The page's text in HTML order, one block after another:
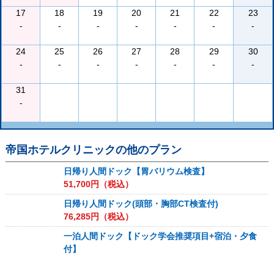
17
-
18
-
19
-
20
-
21
-
22
-
23
-
24
-
25
-
26
-
27
-
28
-
29
-
30
-
31
-
帝国ホテルクリニックの他のプラン
日帰り人間ドック【胃バリウム検査】
51,700円（税込）
日帰り人間ドック(頭部・胸部CT検査付)
76,285円（税込）
一泊人間ドック【ドック学会推奨項目+宿泊・夕食
付】